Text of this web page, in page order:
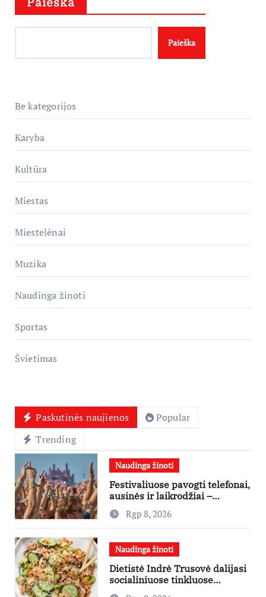
Paieška
Be kategorijos
Karyba
Kultūra
Miestas
Miestelėnai
Muzika
Naudinga žinoti
Sportas
Švietimas
Paskutinės naujienos
Popular
Trending
Naudinga žinoti
Festivaliuose pavogti telefonai,
ausinės ir laikrodžiai –
ekspertai primena apie
didžiausias finansines rizikas
Rgp 8, 2026
Naudinga žinoti
Dietistė Indrė Trusovė dalijasi
socialiniuose tinkluose
išpopuliarėjusiu lašišos salotų